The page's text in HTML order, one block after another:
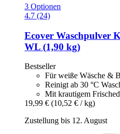
3 Optionen
4.7 (24)
Ecover Waschpulver
WL (1,90 kg)
Bestseller
Für weiße Wäsche &
Reinigt ab 30 °C
Mit krautigem
19,99 € (10,52 € / kg)
Zustellung bis 12. August